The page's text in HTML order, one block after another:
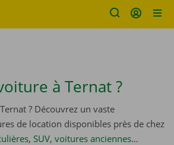
à Ternat ?
? Découvrez un vaste
de location disponibles près de chez
, SUV, voitures anciennes…